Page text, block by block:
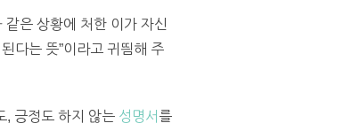
은 상황에 처한 이가 자신
다는 뜻”이라고 귀띔해 주
, 긍정도 하지 않는 성명서 를